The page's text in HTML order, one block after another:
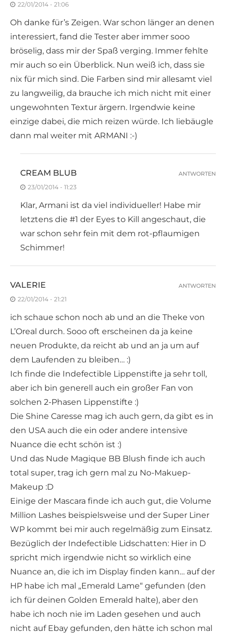
22/01/2014 - 21:06
Oh danke für’s Zeigen. War schon länger an denen
interessiert, fand die Tester aber immer sooo
bröselig, dass mir der Spaß verging. Immer fehlte
mir auch so ein Überblick. Nun weiß ich, dass sie
nix für mich sind. Die Farben sind mir allesamt viel
zu langweilig, da brauche ich mich nicht mit einer
ungewohnten Textur ärgern. Irgendwie keine
einzige dabei, die mich reizen würde. Ich liebäugle
dann mal weiter mit ARMANI :-)
CREAM BLUB
23/01/2014 - 11:23
Klar, Armani ist da viel individueller! Habe mir
letztens die #1 der Eyes to Kill angeschaut, die
war schon sehr fein mit dem rot-pflaumigen
Schimmer!
ANTWORTEN
VALERIE
22/01/2014 - 21:21
ich schaue schon noch ab und an die Theke von
L’Oreal durch. Sooo oft erscheinen da ja keine
neuen Produkte, da reicht ab und an ja um auf
dem Laufenden zu bleiben… :)
Ich finde die Indefectible Lippenstifte ja sehr toll,
aber ich bin generell auch ein großer Fan von
solchen 2-Phasen Lippenstifte :)
Die Shine Caresse mag ich auch gern, da gibt es in
den USA auch die ein oder andere intensive
Nuance die echt schön ist :)
Und das Nude Magique BB Blush finde ich auch
total super, trag ich gern mal zu No-Makuep-
Makeup :D
Einige der Mascara finde ich auch gut, die Volume
Million Lashes beispielsweise und der Super Liner
WP kommt bei mir auch regelmäßig zum Einsatz.
Bezüglich der Indefectible Lidschatten: Hier in D
spricht mich irgendwie nicht so wirklich eine
Nuance an, die ich im Display finden kann… auf der
HP habe ich mal „Emerald Lame“ gefunden (den
ich für deinen Golden Emerald halte), aber den
habe ich noch nie im Laden gesehen und auch
nicht auf Ebay gefunden, den hätte ich schon mal
ANTWORTEN